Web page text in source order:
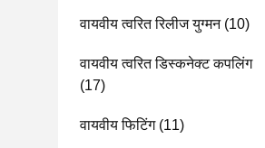
वायवीय त्वरित रिलीज युग्मन(10)
वायवीय त्वरित डिस्कनेक्ट कपलिंग
(17)
वायवीय फिटिंग(11)